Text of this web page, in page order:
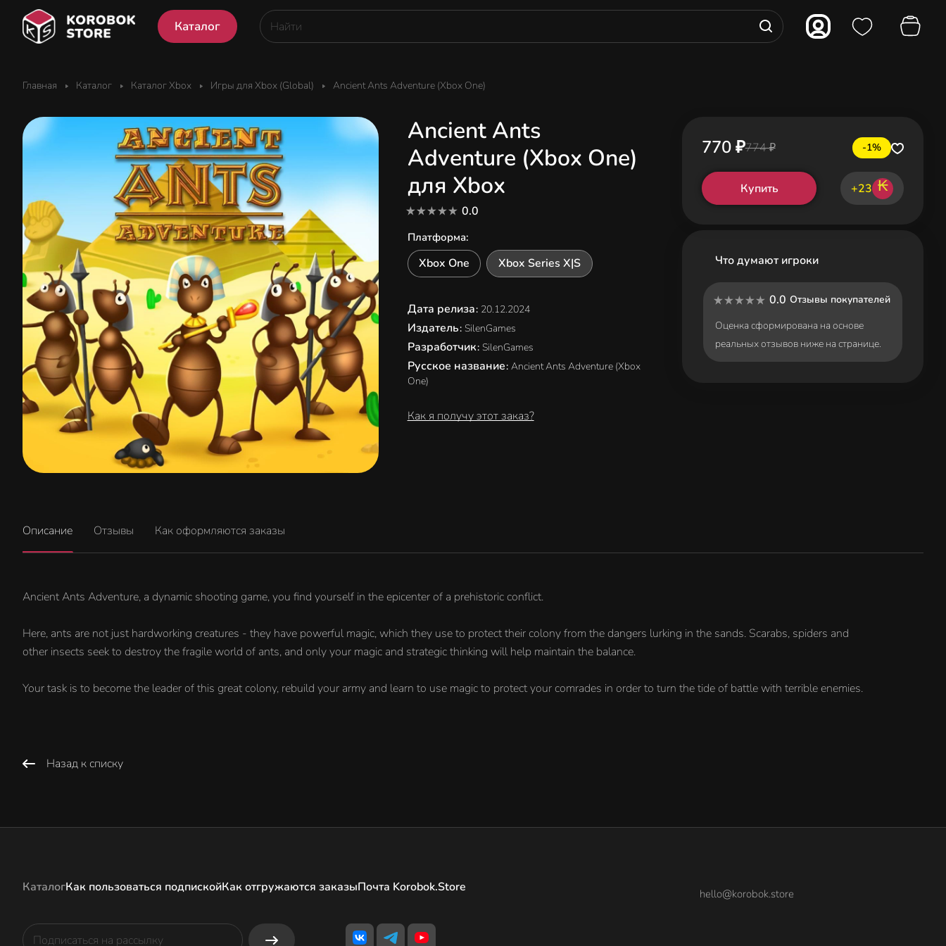
Каталог
Главная Каталог Каталог Xbox Игры для Xbox (Global) Ancient Ants Adventure (Xbox One)
Ancient Ants
Adventure (Xbox One)
для Xbox
0.0
Платформа:
Xbox One Xbox Series X|S
Дата релиза: 20.12.2024
Издатель: SilenGames
Разработчик: SilenGames
Русское название: Ancient Ants Adventure (Xbox
One)
Как я получу этот заказ?
770 ₽774 ₽ -1%
Купить +23 ₭
Что думают игроки
0.0 Отзывы покупателей
Оценка сформирована на основе
реальных отзывов ниже на странице.
Описание Отзывы Как оформляются заказы
Ancient Ants Adventure, a dynamic shooting game, you find yourself in the epicenter of a prehistoric conflict.
Here, ants are not just hardworking creatures - they have powerful magic, which they use to protect their colony from the dangers lurking in the sands. Scarabs, spiders and
other insects seek to destroy the fragile world of ants, and only your magic and strategic thinking will help maintain the balance.
Your task is to become the leader of this great colony, rebuild your army and learn to use magic to protect your comrades in order to turn the tide of battle with terrible enemies.
Назад к списку
КаталогКак пользоваться подпискойКак отгружаются заказыПочта Korobok.Store hello@korobok.store